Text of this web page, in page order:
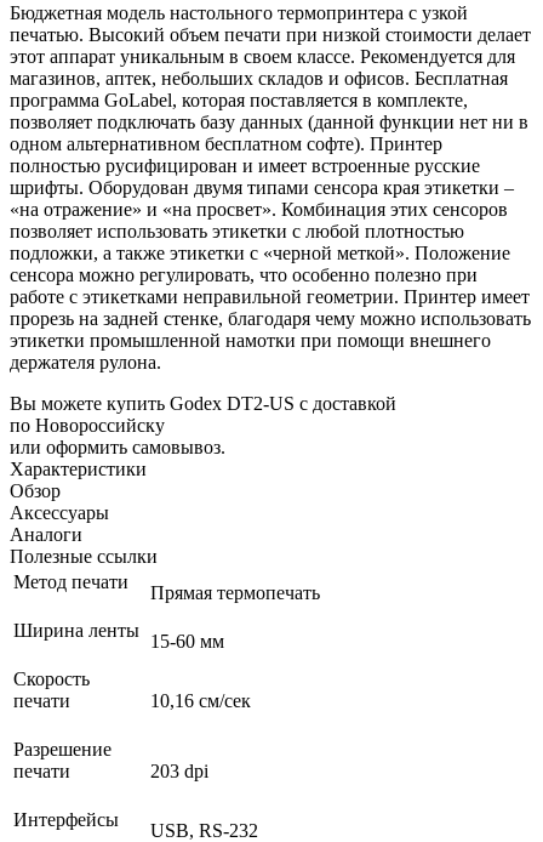
Бюджетная модель настольного термопринтера с узкой
печатью. Высокий объем печати при низкой стоимости делает
этот аппарат уникальным в своем классе. Рекомендуется для
магазинов, аптек, небольших складов и офисов. Бесплатная
программа GoLabel, которая поставляется в комплекте,
позволяет подключать базу данных (данной функции нет ни в
одном альтернативном бесплатном софте). Принтер
полностью русифицирован и имеет встроенные русские
шрифты. Оборудован двумя типами сенсора края этикетки –
«на отражение» и «на просвет». Комбинация этих сенсоров
позволяет использовать этикетки с любой плотностью
подложки, а также этикетки с «черной меткой». Положение
сенсора можно регулировать, что особенно полезно при
работе с этикетками неправильной геометрии. Принтер имеет
прорезь на задней стенке, благодаря чему можно использовать
этикетки промышленной намотки при помощи внешнего
держателя рулона.
Вы можете купить Godex DT2-US с доставкой
по Новороссийску
или оформить самовывоз.
Характеристики
Обзор
Аксессуары
Аналоги
Полезные ссылки
Метод печати
Прямая термопечать
Ширина ленты
15-60 мм
Скорость
печати
10,16 см/сек
Разрешение
печати
203 dpi
Интерфейсы
USB, RS-232